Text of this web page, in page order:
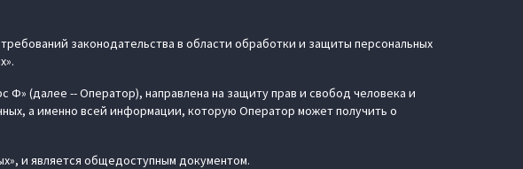
законодательства в области обработки и защиты персональных
(далее -- Оператор), направлена на защиту прав и свобод человека и
а именно всей информации, которую Оператор может получить о
и является общедоступным документом.